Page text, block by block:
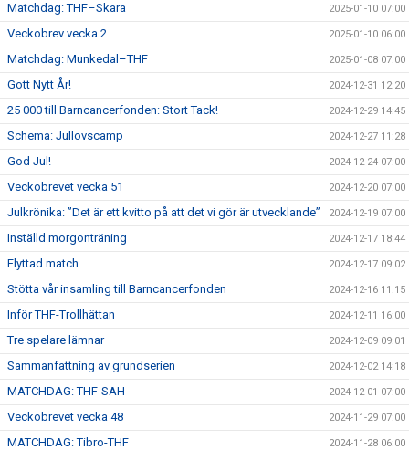
Matchdag: THF–Skara 2025-01-10 07:00
Veckobrev vecka 2 2025-01-10 06:00
Matchdag: Munkedal–THF 2025-01-08 07:00
Gott Nytt År! 2024-12-31 12:20
25 000 till Barncancerfonden: Stort Tack! 2024-12-29 14:45
Schema: Jullovscamp 2024-12-27 11:28
God Jul! 2024-12-24 07:00
Veckobrevet vecka 51 2024-12-20 07:00
Julkrönika: ”Det är ett kvitto på att det vi gör är utvecklande” 2024-12-19 07:00
Inställd morgonträning 2024-12-17 18:44
Flyttad match 2024-12-17 09:02
Stötta vår insamling till Barncancerfonden 2024-12-16 11:15
Inför THF-Trollhättan 2024-12-11 16:00
Tre spelare lämnar 2024-12-09 09:01
Sammanfattning av grundserien 2024-12-02 14:18
MATCHDAG: THF-SAH 2024-12-01 07:00
Veckobrevet vecka 48 2024-11-29 07:00
MATCHDAG: Tibro-THF 2024-11-28 06:00